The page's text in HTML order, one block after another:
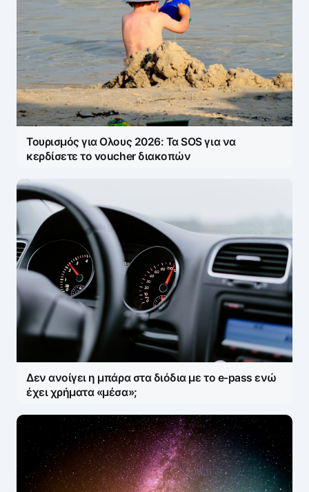
Τουρισμός για Ολους 2026: Τα SOS για να
κερδίσετε το voucher διακοπών
Δεν ανοίγει η μπάρα στα διόδια με το e-pass ενώ
έχει χρήματα «μέσα»;